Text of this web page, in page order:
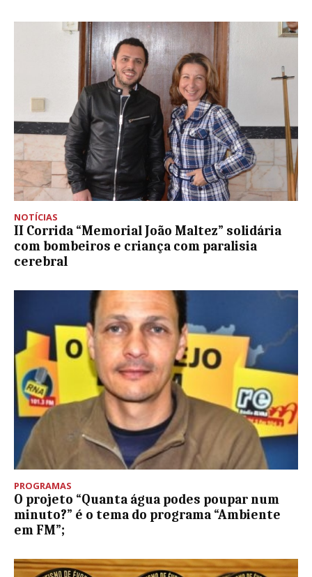
NOTÍCIAS
II Corrida “Memorial João Maltez” solidária
com bombeiros e criança com paralisia
cerebral
PROGRAMAS
O projeto “Quanta água podes poupar num
minuto?” é o tema do programa “Ambiente
em FM”;